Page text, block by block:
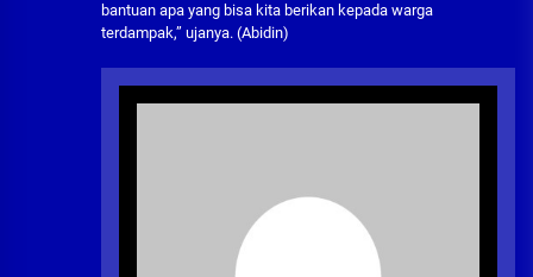
bantuan apa yang bisa kita berikan kepada warga
terdampak,” ujanya. (Abidin)